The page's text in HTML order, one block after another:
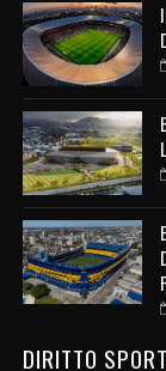
DIRITTO